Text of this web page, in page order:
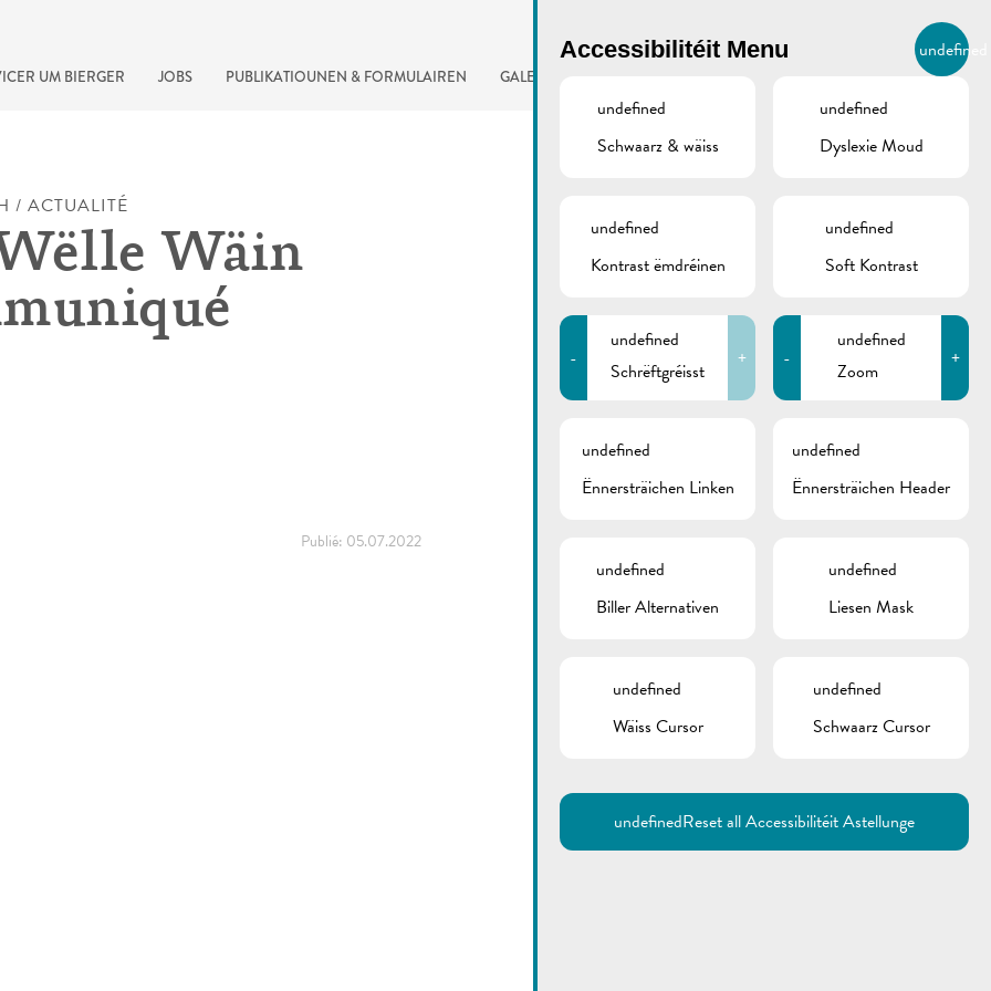
UM BIERGER JOBS PUBLIKATIOUNEN & FORMULAIREN GALERIE LB
BIERGER.REMICH.LU
Utilisez la recherche pour
Comme par exemple des contacts, des
informations ou de documents.
/ ACTUALITÉ
Wäin
Publié: 05.07.2022
Accessibilitéit Menu undefined
undefined
Schwaarz & wäiss
undefined
Dyslexie Moud
undefined
Kontrast ëmdréinen
undefined
Soft Kontrast
-
undefined
Schrëftgréisst
+ -
undefined
Zoom
+
undefined
Ënnersträichen Linken
undefined
Ënnersträichen Header
undefined
Biller Alternativen
undefined
Liesen Mask
undefined
Wäiss Cursor
undefined
Schwaarz Cursor
undefinedReset all Accessibilitéit Astellunge